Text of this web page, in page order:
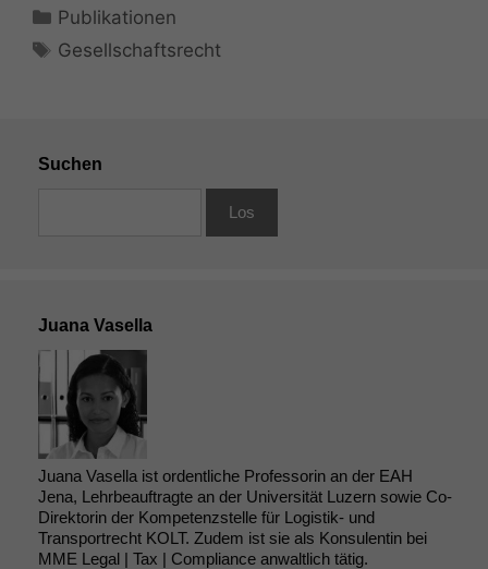
Kategorien
Publikationen
Schlagwörter
Gesellschaftsrecht
Suchen
Juana Vasella
Juana Vasella ist ordentliche Professorin an der EAH
Jena, Lehrbeauftragte an der Universität Luzern sowie Co-
Direktorin der Kompetenzstelle für Logistik- und
Transportrecht KOLT. Zudem ist sie als Konsulentin bei
MME Legal | Tax | Compliance anwaltlich tätig.